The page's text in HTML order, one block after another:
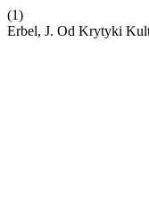
(1)
Erbel, J. Od Krytyki